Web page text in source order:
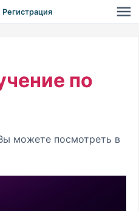
Регистрация
по
можете посмотреть в